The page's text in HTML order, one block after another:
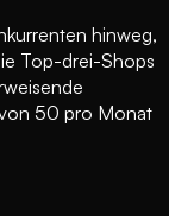
hinweg,
Top-drei-Shops
50 pro Monat